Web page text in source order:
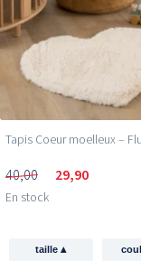
Tapis Coeur moelleux –
40,00 29,90
En stock
taille▴